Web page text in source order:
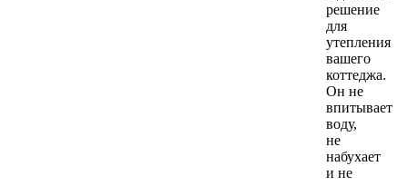
решение
для
утепления
вашего
коттеджа.
Он не
впитывает
воду,
не
набухает
и не